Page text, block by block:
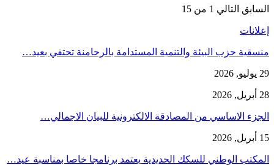
السابق التالي 1 من 15
إعلانات
منسقية حزب البيئة والتنمية المستدامة بالرحامنة تحتفي بعيد…
29 يوليو, 2026
28 أبريل, 2026
الجزء الاساسي من المصادقة الالكترونية للبيان الاجمالي…
15 أبريل, 2026
المكتب الوطني للسكك الحديدية يعتمد برنامجا خاصا بمناسبة عيد…